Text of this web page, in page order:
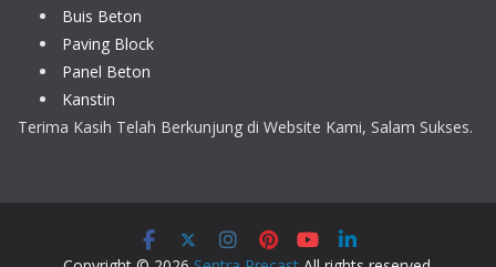
Buis Beton
Paving Block
Panel Beton
Kanstin
Terima Kasih Telah Berkunjung di Website Kami, Salam Sukses.